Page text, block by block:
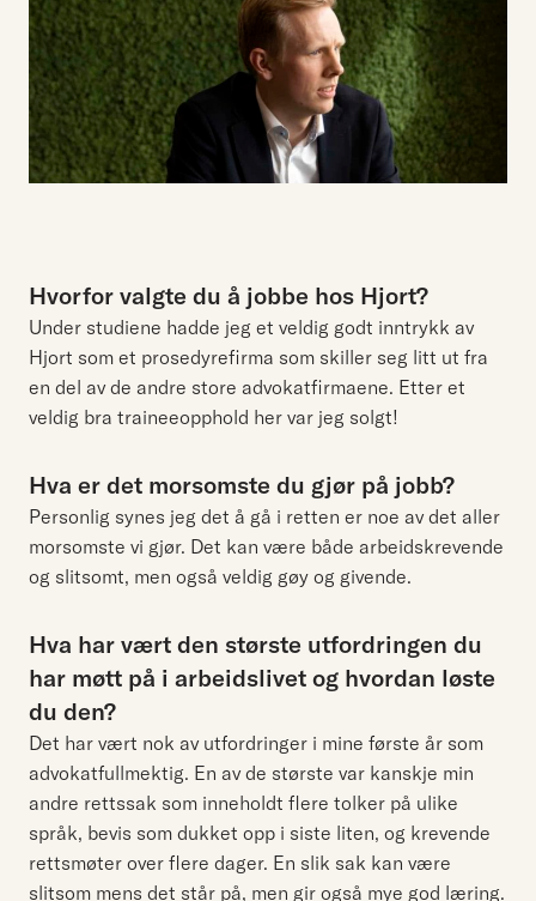
Hvorfor valgte du å jobbe hos Hjort?
Under studiene hadde jeg et veldig godt inntrykk av
Hjort som et prosedyrefirma som skiller seg litt ut fra
en del av de andre store advokatfirmaene. Etter et
veldig bra traineeopphold her var jeg solgt!
Hva er det morsomste du gjør på jobb?
Personlig synes jeg det å gå i retten er noe av det aller
morsomste vi gjør. Det kan være både arbeidskrevende
og slitsomt, men også veldig gøy og givende.
Hva har vært den største utfordringen du
har møtt på i arbeidslivet og hvordan løste
du den?
Det har vært nok av utfordringer i mine første år som
advokatfullmektig. En av de største var kanskje min
andre rettssak som inneholdt flere tolker på ulike
språk, bevis som dukket opp i siste liten, og krevende
rettsmøter over flere dager. En slik sak kan være
slitsom mens det står på, men gir også mye god læring.